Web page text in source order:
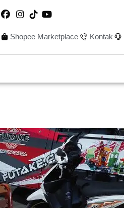
Shopee Marketplace Kontak